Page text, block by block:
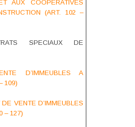
AUX COOPERATIVES
(ART. 102 –
SPECIAUX DE
D’IMMEUBLES A
109)
VENTE D’IMMEUBLES
– 127)